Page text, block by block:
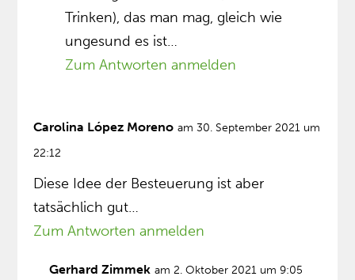
Trinken), das man mag, gleich wie
ungesund es ist…
Zum Antworten anmelden
Carolina López Moreno am 30. September 2021 um
22:12
Diese Idee der Besteuerung ist aber
tatsächlich gut…
Zum Antworten anmelden
Gerhard Zimmek am 2. Oktober 2021 um 9:05